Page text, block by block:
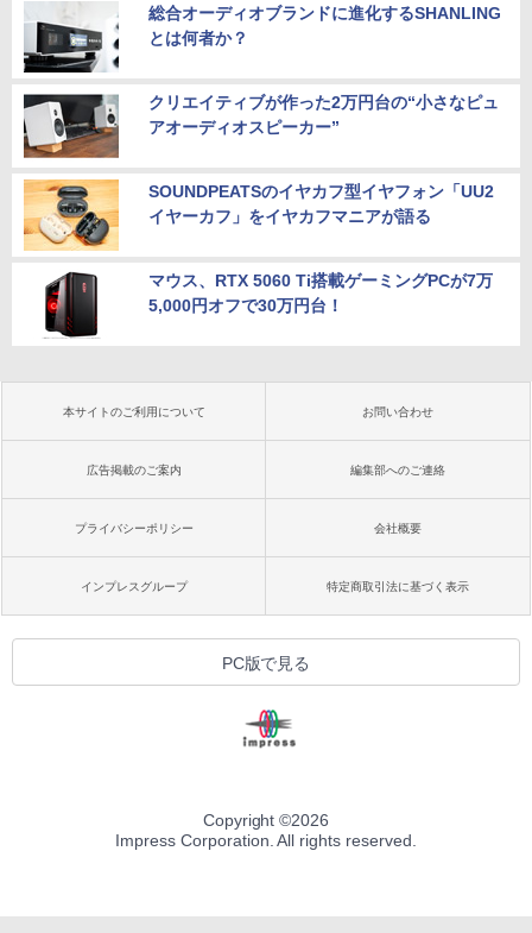
総合オーディオブランドに進化するSHANLING
とは何者か？
クリエイティブが作った2万円台の“小さなピュ
アオーディオスピーカー”
SOUNDPEATSのイヤカフ型イヤフォン「UU2
イヤーカフ」をイヤカフマニアが語る
マウス、RTX 5060 Ti搭載ゲーミングPCが7万
5,000円オフで30万円台！
本サイトのご利用について お問い合わせ
広告掲載のご案内 編集部へのご連絡
プライバシーポリシー 会社概要
インプレスグループ 特定商取引法に基づく表示
PC版で見る
Copyright ©2026
Impress Corporation. All rights reserved.